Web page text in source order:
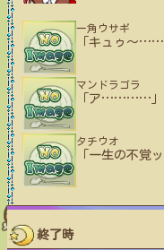
一角ウサギ
「キュゥ〜……
マンドラゴラ
「ア…………
タチウオ
「一生の不覚ッ
終了時